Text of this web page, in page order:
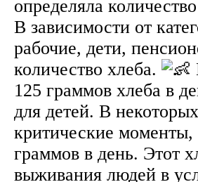
определяла
В зависимости от
рабочие, дети,
количество хлеба.
125 граммов хлеба в
для детей. В
критические
граммов в день. Этот
выживания людей в